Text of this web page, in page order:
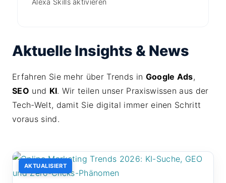
Alexa Skills aktivieren
Aktuelle Insights & News
Erfahren Sie mehr über Trends in Google Ads,
SEO und KI. Wir teilen unser Praxiswissen aus der
Tech-Welt, damit Sie digital immer einen Schritt
voraus sind.
AKTUALISIERT